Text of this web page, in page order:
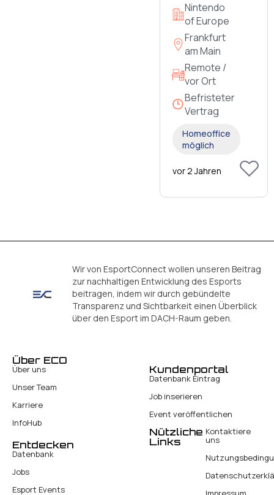
Nintendo
of Europe
Frankfurt
am Main
Remote /
vor Ort
Befristeter
Vertrag
Homeoffice
möglich
vor 2 Jahren
Wir von EsportConnect wollen unseren Beitrag
zur nachhaltigen Entwicklung des Esports
beitragen, indem wir durch gebündelte
Transparenz und Sichtbarkeit einen Überblick
über den Esport im DACH-Raum geben.
Über ECO
Über uns
Unser Team
Karriere
InfoHub
Kundenportal
Datenbank Eintrag
Job inserieren
Event veröffentlichen
Entdecken
Datenbank
Jobs
Esport Events
Nützliche
Links
Kontaktiere
uns